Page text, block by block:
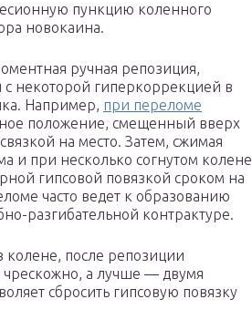
пункцию коленного
новокаина.
ручная репозиция,
с некоторой гиперкоррекцией в
Например, при переломе
положение, смещенный вверх
на место. Затем, сжимая
и при несколько согнутом колене
гипсовой повязкой сроком на
часто ведет к образованию
разгибательной контрактуре.
колене, после репозиции
а лучше — двумя
сбросить гипсовую повязку